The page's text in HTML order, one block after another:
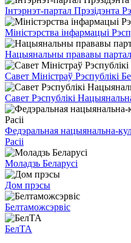
Інтэрнэт-партал Прэзідэнта
Міністэрства інфармацыі
Нацыянальны прававы партал
Савет Міністраў Рэспублікі
Савет Рэспублікі
Федэральная нацыянальна-
Расіі
Моладзь Беларусі
Дом прэсы
Белтаможсэрвіс
БелТА